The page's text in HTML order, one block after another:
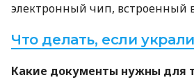
электронный чип, встроенный
Что делать, если
Какие документы нужны для